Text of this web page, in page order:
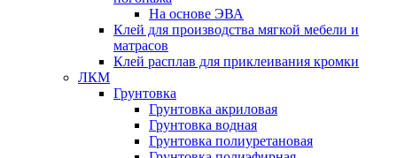
На основе ЭВА
Клей для производства мягкой мебели и
матрасов
Клей расплав для приклеивания кромки
ЛКМ
Грунтовка
Грунтовка акриловая
Грунтовка водная
Грунтовка полиуретановая